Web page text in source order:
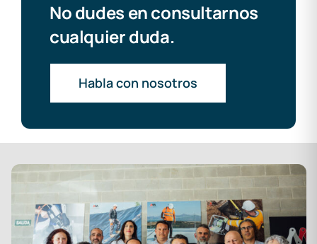
No dudes en consultarnos
cualquier duda.
Habla con nosotros